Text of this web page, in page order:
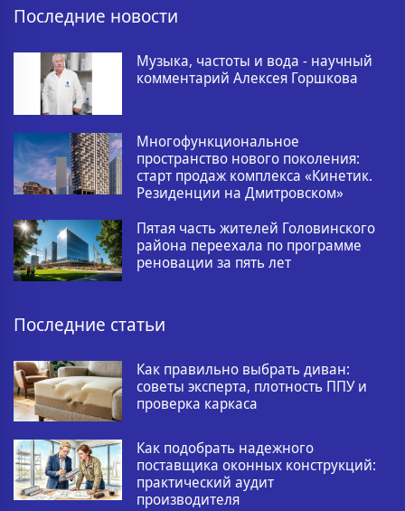
Последние новости
Музыка, частоты и вода - научный
комментарий Алексея Горшкова
Многофункциональное
пространство нового поколения:
старт продаж комплекса «Кинетик.
Резиденции на Дмитровском»
Пятая часть жителей Головинского
района переехала по программе
реновации за пять лет
Последние статьи
Как правильно выбрать диван:
советы эксперта, плотность ППУ и
проверка каркаса
Как подобрать надежного
поставщика оконных конструкций:
практический аудит
производителя